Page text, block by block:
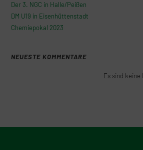
Der 3. NGC in Halle/Peißen
DM U19 in Eisenhüttenstadt
Chemiepokal 2023
NEUESTE KOMMENTARE
Es sind